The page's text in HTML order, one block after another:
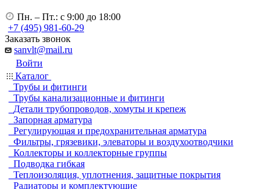
Пн. – Пт.: с 9:00 до 18:00
+7 (495) 981-60-29
Заказать звонок
sanvlt@mail.ru
Войти
Каталог
Трубы и фитинги
Трубы канализационные и фитинги
Детали трубопроводов, хомуты и крепеж
Запорная арматура
Регулирующая и предохранительная арматура
Фильтры, грязевики, элеваторы и воздухоотводчики
Коллекторы и коллекторные группы
Подводка гибкая
Теплоизоляция, уплотнения, защитные покрытия
Радиаторы и комплектующие